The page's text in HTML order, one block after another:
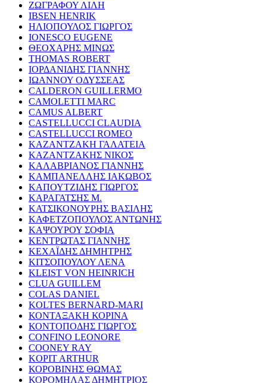
ΖΩΓΡΑΦΟΥ ΛΙΛΗ
IBSEN HENRIK
ΗΛΙΟΠΟΥΛΟΣ ΓΙΩΡΓΟΣ
IONESCO EUGENE
ΘΕΟΧΑΡΗΣ ΜΙΝΩΣ
THOMAS ROBERT
ΙΟΡΔΑΝΙΔΗΣ ΓΙΑΝΝΗΣ
ΙΩΑΝΝΟΥ ΟΔΥΣΣΕΑΣ
CALDERON GUILLERMO
CAMOLETTI MARC
CAMUS ALBERT
CASTELLUCCI CLAUDIA
CASTELLUCCI ROMEO
ΚΑΖΑΝΤΖΑΚΗ ΓΑΛΑΤΕΙΑ
ΚΑΖΑΝΤΖΑΚΗΣ ΝΙΚΟΣ
ΚΑΛΑΒΡΙΑΝΟΣ ΓΙΑΝΝΗΣ
ΚΑΜΠΑΝΕΛΛΗΣ ΙΑΚΩΒΟΣ
ΚΑΠΟΥΤΖΙΔΗΣ ΓΙΩΡΓΟΣ
ΚΑΡΑΓΑΤΣΗΣ Μ.
ΚΑΤΣΙΚΟΝΟΥΡΗΣ ΒΑΣΙΛΗΣ
ΚΑΦΕΤΖΟΠΟΥΛΟΣ ΑΝΤΩΝΗΣ
ΚΑΨΟΥΡΟΥ ΣΟΦΙΑ
ΚΕΝΤΡΩΤΑΣ ΓΙΑΝΝΗΣ
ΚΕΧΑΪΔΗΣ ΔΗΜΗΤΡΗΣ
ΚΙΤΣΟΠΟΥΛΟΥ ΛΕΝΑ
KLEIST VON HEINRICH
CLUA GUILLEM
COLAS DANIEL
KOLTES BERNARD-MARI
ΚΟΝΤΑΞΑΚΗ ΚΟΡΙΝΑ
ΚΟΝΤΟΠΟΔΗΣ ΓΙΩΡΓΟΣ
CONFINO LEONORE
COONEY RAY
KOPIT ARTHUR
ΚΟΡΟΒΙΝΗΣ ΘΩΜΑΣ
ΚΟΡΟΜΗΛΑΣ ΔΗΜΗΤΡΙΟΣ